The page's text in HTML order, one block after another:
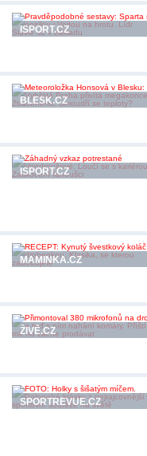
ISPORT.CZ
BLESK.CZ
ISPORT.CZ
MAMINKA.CZ
ŽIVĚ.CZ
SPORTREVUE.CZ